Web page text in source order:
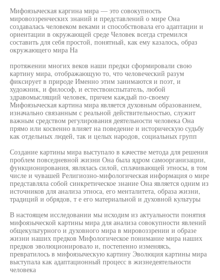
Мифоязыческая каргина мира — это совокупность
мировоззренческих знаний и представлений о мире Она
создавалась человеком веками и способствовала его адаптации и
ориентации в окружающей среде Человек всегда стремился
составить для себя простой, понятный, как ему казалось, образ
окружающего мира На
протяжении многих веков наши предки сформировали свою
картину мира, отображающую то, что человеческий разум
фиксирует в природе Именно этим занимаются и поэт, и
художник, и философ, и естествоиспытатель, любой
здравомыслящий человек, причем каждый по-своему
Мифоязыческая картина мира является духовным образованием,
изначально связанным с реальной действительностью, служит
важным средством регулирования деятельности человека Она
прямо или косвенно влияет на поведение и историческую судьбу
как отдельных людей, так и целых народов, социальных групп
Создание картины мира выступало в качестве метода для решения
проблем повседневной жизни Она была ядром самоорганизации,
функционирования, являлась силой, сплачивающей этносы, в том
числе и чувашей Религиозно-мифологическая информация о мире
представляла собой синкретическое знание Она является одним из
источников для анализа этноса, его менталитета, образа жизни,
традиций и обрядов, т е его материальной и духовной культуры
В настоящем исследовании мы исходим из актуальности понятия
мифоязыческой картины мира для анализа совокупности явлений
общекультурного и духовного мира в мировоззрении и образе
жизни наших предков Мифологическое понимание мира наших
предков эволюционировало и, постепенно изменяясь,
превратилось в мифоязыческую картину Эволюция картины мира
выступала как адаптационный процесс в жизнедеятельности
человека